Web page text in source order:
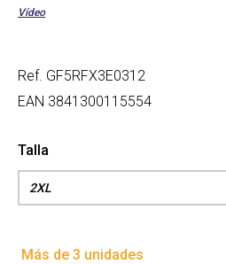
Vídeo
Ref. GF5RFX3E0312
EAN 3841300115554
Talla
Más de 3 unidades